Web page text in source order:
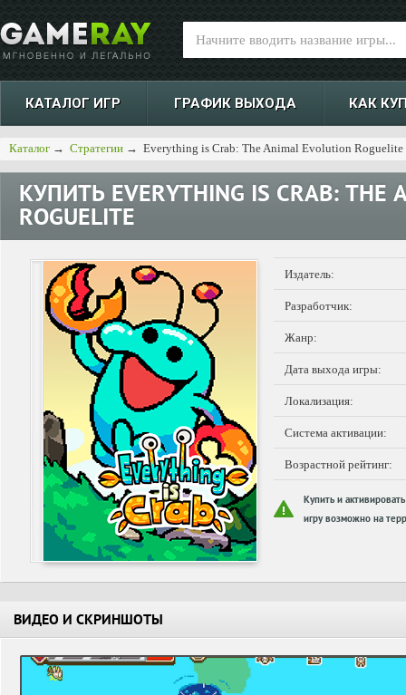
КАТАЛОГ ИГР ГРАФИК ВЫХОДА КАК
Каталог → Стратегии → Everything is Crab: The Animal Evolution Roguelite
КУПИТЬ EVERYTHING IS CRAB: THE
ROGUELITE
Издатель:
Разработчик:
Жанр:
Дата выхода игры:
Локализация:
Система активации:
Возрастной рейтинг:
Купить и активировать
игру возможно на
ВИДЕО И СКРИНШОТЫ